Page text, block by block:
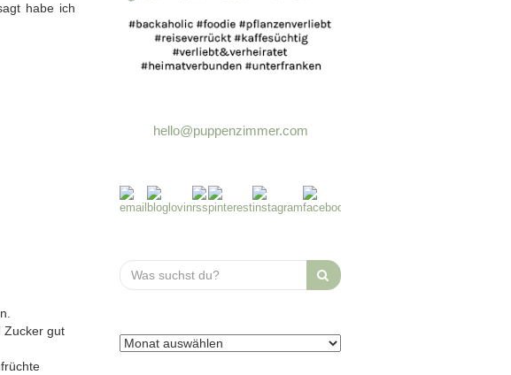
habe ich
Zucker gut
hello@puppenzimmer.com
Search
for: